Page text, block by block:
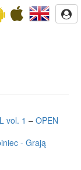
vol. 1 – OPEN
- Grają